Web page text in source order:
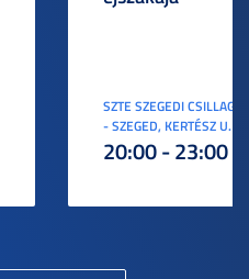
SZTE SZEGEDI
- SZEGED, KERTÉSZ U. 3.
20:00 - 23:00